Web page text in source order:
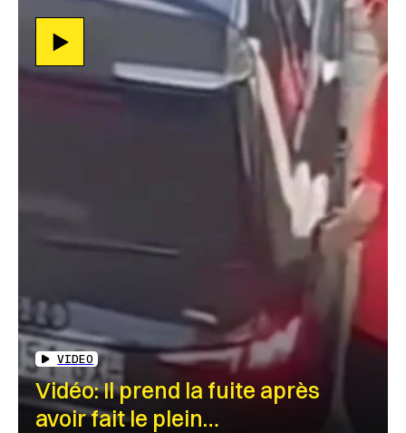
VIDEO
Vidéo: Il prend la fuite après
avoir fait le plein…